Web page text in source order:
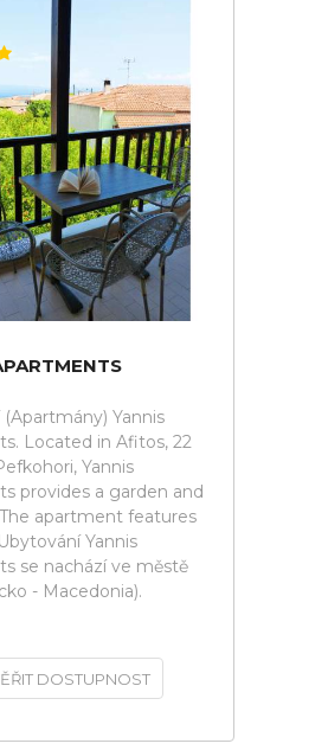
Yannis
Located in Afitos, 22
Yannis
provides a garden and
apartment features
Yannis
se nachází ve městě
- Macedonia).
DOSTUPNOST